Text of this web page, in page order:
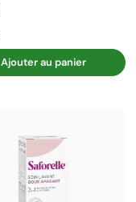
Ajouter au panier